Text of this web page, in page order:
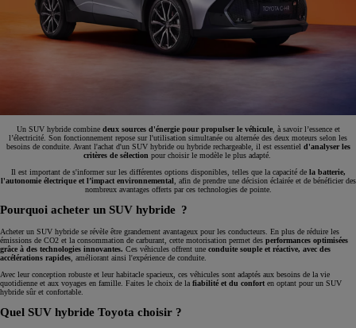
Un SUV hybride combine deux sources d'énergie pour propulser le véhicule, à savoir l’essence et
l’électricité. Son fonctionnement repose sur l'utilisation simultanée ou alternée des deux moteurs selon les
besoins de conduite. Avant l'achat d'un SUV hybride ou hybride rechargeable, il est essentiel d'analyser les
critères de sélection pour choisir le modèle le plus adapté.
Il est important de s'informer sur les différentes options disponibles, telles que la capacité de la batterie,
l'autonomie électrique et l’impact environnemental , afin de prendre une décision éclairée et de bénéficier des
nombreux avantages offerts par ces technologies de pointe.
Pourquoi acheter un SUV hybride ?
Acheter un SUV hybride se révèle être grandement avantageux pour les conducteurs. En plus de réduire les
émissions de CO2 et la consommation de carburant, cette motorisation permet des performances optimisées
grâce à des technologies innovantes. Ces véhicules offrent une conduite souple et réactive, avec des
accélérations rapides , améliorant ainsi l'expérience de conduite.
Avec leur conception robuste et leur habitacle spacieux, ces véhicules sont adaptés aux besoins de la vie
quotidienne et aux voyages en famille. Faites le choix de la fiabilité et du confort en optant pour un SUV
hybride sûr et confortable.
Quel SUV hybride Toyota choisir ?